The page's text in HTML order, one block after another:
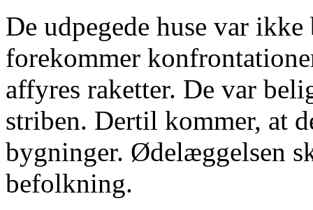
De udpegede huse var
forekommer
affyres raketter. De var
striben. Dertil kommer, at
bygninger. Ødelæggelsen
befolkning.